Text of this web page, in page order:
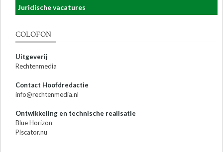
Juridische vacatures
COLOFON
Uitgeverij
Rechtenmedia
Contact Hoofdredactie
info@rechtenmedia.nl
Ontwikkeling en technische realisatie
Blue Horizon
Piscator.nu